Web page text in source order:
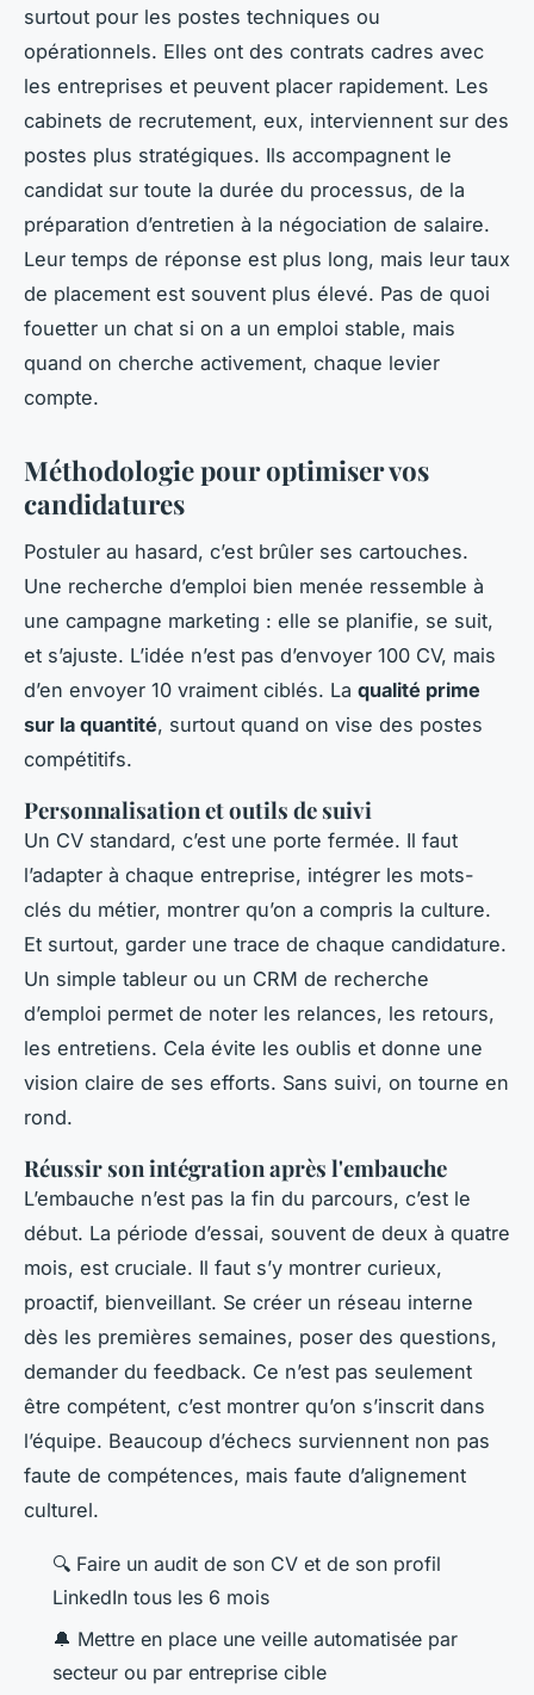
surtout pour les postes techniques ou
opérationnels. Elles ont des contrats cadres avec
les entreprises et peuvent placer rapidement. Les
cabinets de recrutement, eux, interviennent sur des
postes plus stratégiques. Ils accompagnent le
candidat sur toute la durée du processus, de la
préparation d’entretien à la négociation de salaire.
Leur temps de réponse est plus long, mais leur taux
de placement est souvent plus élevé. Pas de quoi
fouetter un chat si on a un emploi stable, mais
quand on cherche activement, chaque levier
compte.
Méthodologie pour optimiser vos
candidatures
Postuler au hasard, c’est brûler ses cartouches.
Une recherche d’emploi bien menée ressemble à
une campagne marketing : elle se planifie, se suit,
et s’ajuste. L’idée n’est pas d’envoyer 100 CV, mais
d’en envoyer 10 vraiment ciblés. La qualité prime
sur la quantité, surtout quand on vise des postes
compétitifs.
Personnalisation et outils de suivi
Un CV standard, c’est une porte fermée. Il faut
l’adapter à chaque entreprise, intégrer les mots-
clés du métier, montrer qu’on a compris la culture.
Et surtout, garder une trace de chaque candidature.
Un simple tableur ou un CRM de recherche
d’emploi permet de noter les relances, les retours,
les entretiens. Cela évite les oublis et donne une
vision claire de ses efforts. Sans suivi, on tourne en
rond.
Réussir son intégration après l'embauche
L’embauche n’est pas la fin du parcours, c’est le
début. La période d’essai, souvent de deux à quatre
mois, est cruciale. Il faut s’y montrer curieux,
proactif, bienveillant. Se créer un réseau interne
dès les premières semaines, poser des questions,
demander du feedback. Ce n’est pas seulement
être compétent, c’est montrer qu’on s’inscrit dans
l’équipe. Beaucoup d’échecs surviennent non pas
faute de compétences, mais faute d’alignement
culturel.
🔍 Faire un audit de son CV et de son profil
LinkedIn tous les 6 mois
🔔 Mettre en place une veille automatisée par
secteur ou par entreprise cible